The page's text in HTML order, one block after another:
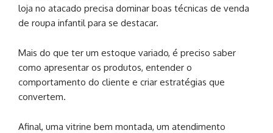
loja no atacado precisa dominar boas técnicas de venda
de roupa infantil para se destacar.
Mais do que ter um estoque variado, é preciso saber
como apresentar os produtos, entender o
comportamento do cliente e criar estratégias que
convertem.
Afinal, uma vitrine bem montada, um atendimento